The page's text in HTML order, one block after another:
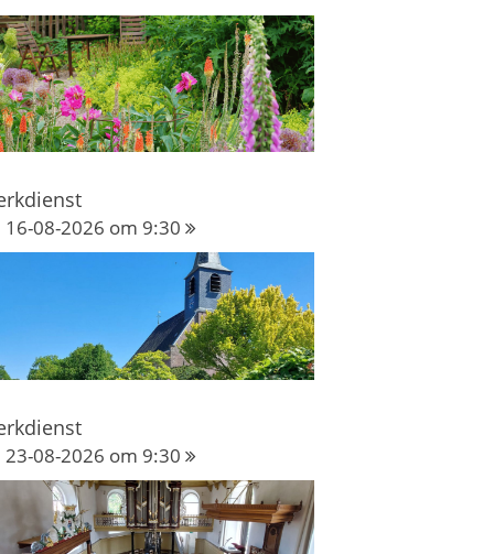
16-08-2026 om 9:30
23-08-2026 om 9:30